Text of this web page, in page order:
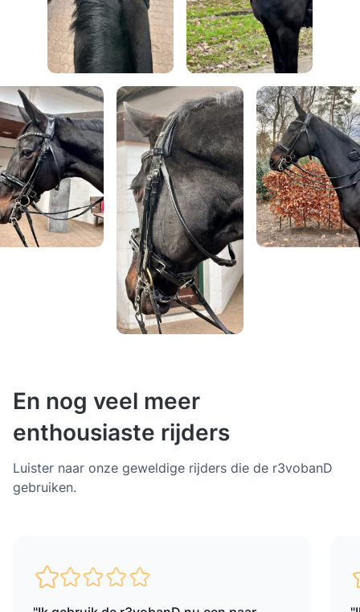
En nog veel meer
enthousiaste rijders
Luister naar onze geweldige rijders die de r3vobanD
gebruiken.